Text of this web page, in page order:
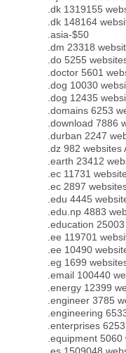
.dk 1319155
.dk 148164
.asia-$50
.dm 23318
.do 5255
.doctor 5601
.dog 10030
.dog 12435
.domains 6253
.download 7886
.durban 2247
.dz 982
.earth 23412
.ec 11731
.ec 2897
.edu 4445
.edu.np 4883
.education
.ee 119701
.ee 10490
.eg 1699
.email 100440
.energy 12399
.engineer 3785
.engineering
.enterprises
.equipment